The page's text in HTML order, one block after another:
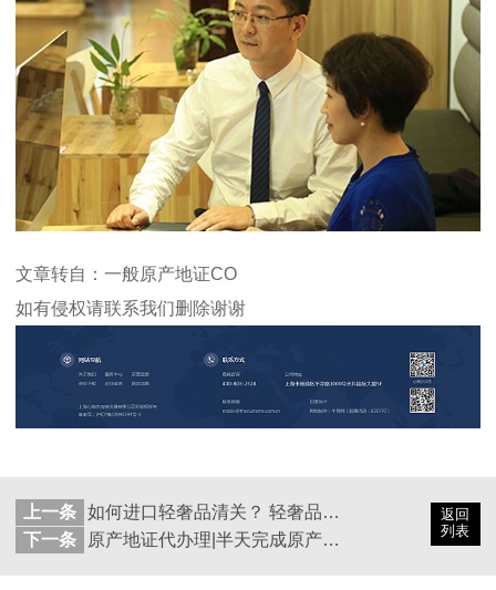
文章转自：一般原产地证CO
如有侵权请联系我们删除谢谢
返回
列表
上一条
如何进口轻奢品清关？ 轻奢品清关是否可以走个人行邮清关
下一条
原产地证代办理|半天完成原产地证